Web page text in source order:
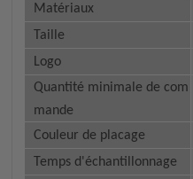
Matériaux
Taille
Logo
Quantité minimale de com
mande
Couleur de placage
Temps d'échantillonnage